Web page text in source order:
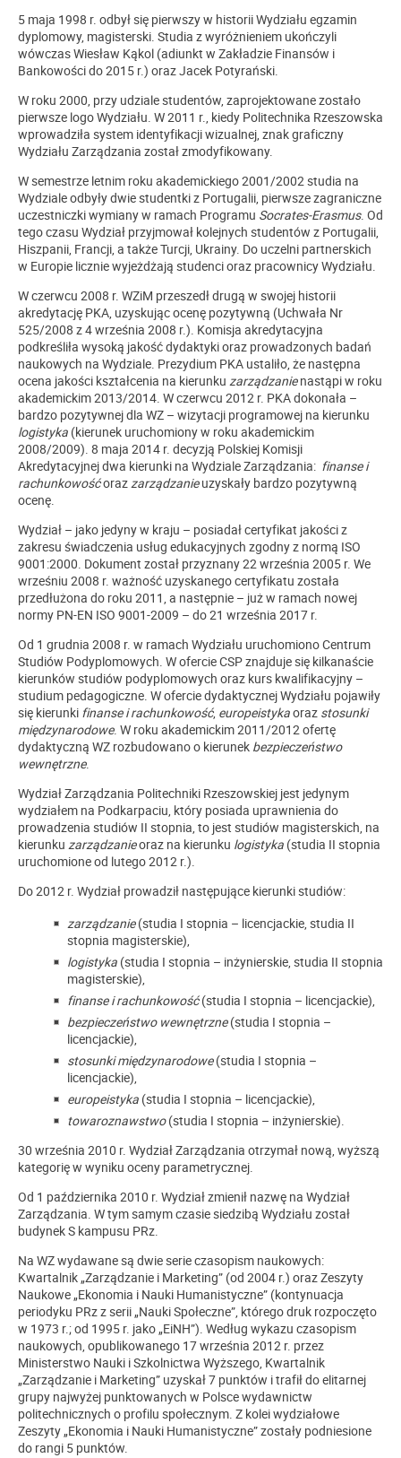
5 maja 1998 r. odbył się pierwszy w historii Wydziału egzamin
dyplomowy, magisterski. Studia z wyróżnieniem ukończyli
wówczas Wiesław Kąkol (adiunkt w Zakładzie Finansów i
Bankowości do 2015 r.) oraz Jacek Potyrański.
W roku 2000, przy udziale studentów, zaprojektowane zostało
pierwsze logo Wydziału. W 2011 r., kiedy Politechnika Rzeszowska
wprowadziła system identyfikacji wizualnej, znak graficzny
Wydziału Zarządzania został zmodyfikowany.
W semestrze letnim roku akademickiego 2001/2002 studia na
Wydziale odbyły dwie studentki z Portugalii, pierwsze zagraniczne
uczestniczki wymiany w ramach Programu Socrates-Erasmus. Od
tego czasu Wydział przyjmował kolejnych studentów z Portugalii,
Hiszpanii, Francji, a także Turcji, Ukrainy. Do uczelni partnerskich
w Europie licznie wyjeżdżają studenci oraz pracownicy Wydziału.
W czerwcu 2008 r. WZiM przeszedł drugą w swojej historii
akredytację PKA, uzyskując ocenę pozytywną (Uchwała Nr
525/2008 z 4 września 2008 r.). Komisja akredytacyjna
podkreśliła wysoką jakość dydaktyki oraz prowadzonych badań
naukowych na Wydziale. Prezydium PKA ustaliło, że następna
ocena jakości kształcenia na kierunku zarządzanienastąpi w roku
akademickim 2013/2014. W czerwcu 2012 r. PKA dokonała –
bardzo pozytywnej dla WZ – wizytacji programowej na kierunku
logistyka (kierunek uruchomiony w roku akademickim
2008/2009). 8 maja 2014 r. decyzją Polskiej Komisji
Akredytacyjnej dwa kierunki na Wydziale Zarządzania: finanse i
rachunkowośćorazzarządzanieuzyskały bardzo pozytywną
ocenę.
Wydział – jako jedyny w kraju – posiadał certyfikat jakości z
zakresu świadczenia usług edukacyjnych zgodny z normą ISO
9001:2000. Dokument został przyznany 22 września 2005 r. We
wrześniu 2008 r. ważność uzyskanego certyfikatu została
przedłużona do roku 2011, a następnie – już w ramach nowej
normy PN-EN ISO 9001-2009 – do 21 września 2017 r.
Od 1 grudnia 2008 r. w ramach Wydziału uruchomiono Centrum
Studiów Podyplomowych. W ofercie CSP znajduje się kilkanaście
kierunków studiów podyplomowych oraz kurs kwalifikacyjny –
studium pedagogiczne. W ofercie dydaktycznej Wydziału pojawiły
się kierunki finanse i rachunkowość, europeistykaoraz stosunki
międzynarodowe. W roku akademickim 2011/2012 ofertę
dydaktyczną WZ rozbudowano o kierunek bezpieczeństwo
wewnętrzne.
Wydział Zarządzania Politechniki Rzeszowskiej jest jedynym
wydziałem na Podkarpaciu, który posiada uprawnienia do
prowadzenia studiów II stopnia, to jest studiów magisterskich, na
kierunku zarządzanieoraz na kierunku logistyka (studia II stopnia
uruchomione od lutego 2012 r.).
Do 2012 r. Wydział prowadził następujące kierunki studiów:
zarządzanie(studia I stopnia – licencjackie, studia II
stopnia magisterskie),
logistyka (studia I stopnia – inżynierskie, studia II stopnia
magisterskie),
finanse i rachunkowość(studia I stopnia – licencjackie),
bezpieczeństwo wewnętrzne(studia I stopnia –
licencjackie),
stosunki międzynarodowe(studia I stopnia –
licencjackie),
europeistyka (studia I stopnia – licencjackie),
towaroznawstwo(studia I stopnia – inżynierskie).
30 września 2010 r. Wydział Zarządzania otrzymał nową, wyższą
kategorię w wyniku oceny parametrycznej.
Od 1 października 2010 r. Wydział zmienił nazwę na Wydział
Zarządzania. W tym samym czasie siedzibą Wydziału został
budynek S kampusu PRz.
Na WZ wydawane są dwie serie czasopism naukowych:
Kwartalnik „Zarządzanie i Marketing” (od 2004 r.) oraz Zeszyty
Naukowe „Ekonomia i Nauki Humanistyczne” (kontynuacja
periodyku PRz z serii „Nauki Społeczne”, którego druk rozpoczęto
w 1973 r.; od 1995 r. jako „EiNH”). Według wykazu czasopism
naukowych, opublikowanego 17 września 2012 r. przez
Ministerstwo Nauki i Szkolnictwa Wyższego, Kwartalnik
„Zarządzanie i Marketing” uzyskał 7 punktów i trafił do elitarnej
grupy najwyżej punktowanych w Polsce wydawnictw
politechnicznych o profilu społecznym. Z kolei wydziałowe
Zeszyty „Ekonomia i Nauki Humanistyczne” zostały podniesione
do rangi 5 punktów.